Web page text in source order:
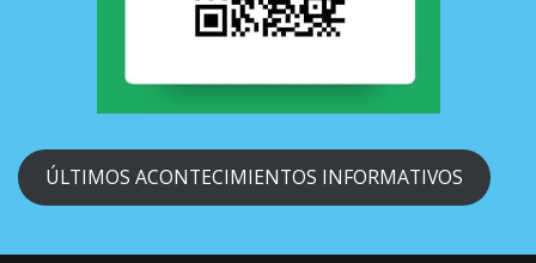
ÚLTIMOS ACONTECIMIENTOS INFORMATIVOS